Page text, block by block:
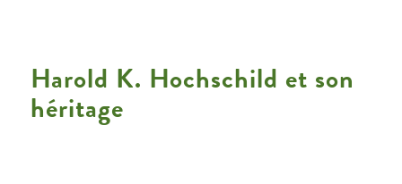
Harold K. Hochschild et son
héritage